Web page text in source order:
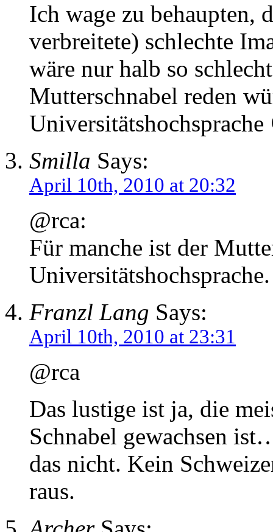
Ich wage zu behaupten,
verbreitete) schlechte
wäre nur halb so
Mutterschnabel reden
Universitätshochsprache
Smilla Says:
April 10th, 2010 at 20:32
@rca:
Für manche ist der
Universitätshochsprache.
Franzl Lang Says:
April 10th, 2010 at 23:31
@rca
Das lustige ist ja, die
Schnabel gewachsen
das nicht. Kein
raus.